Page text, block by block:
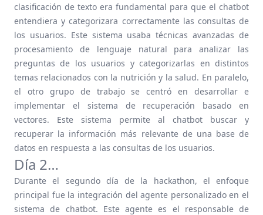
clasificación de texto era fundamental para que el chatbot
entendiera y categorizara correctamente las consultas de
los usuarios. Este sistema usaba técnicas avanzadas de
procesamiento de lenguaje natural para analizar las
preguntas de los usuarios y categorizarlas en distintos
temas relacionados con la nutrición y la salud. En paralelo,
el otro grupo de trabajo se centró en desarrollar e
implementar el sistema de recuperación basado en
vectores. Este sistema permite al chatbot buscar y
recuperar la información más relevante de una base de
datos en respuesta a las consultas de los usuarios.
Día 2…
Durante el segundo día de la hackathon, el enfoque
principal fue la integración del agente personalizado en el
sistema de chatbot. Este agente es el responsable de